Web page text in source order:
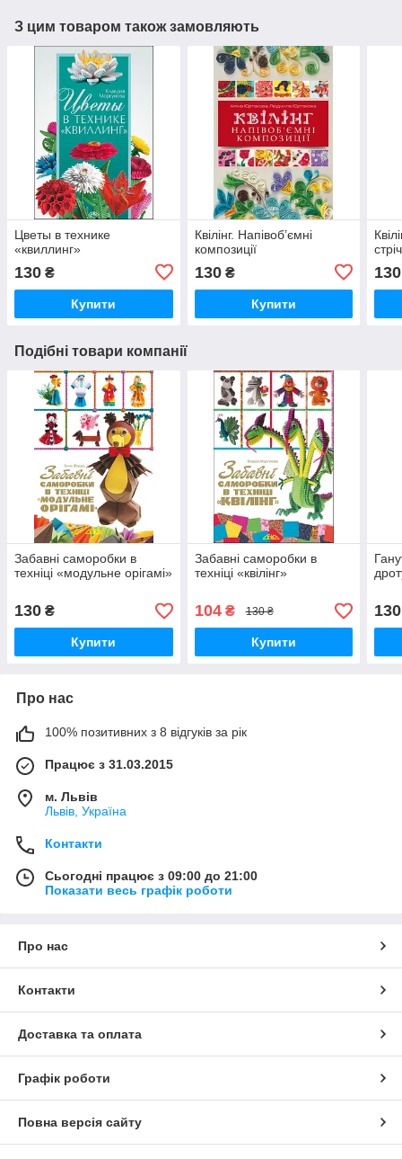
З цим товаром також замовляють
Цветы в технике
«квиллинг»
130 ₴
Купити
Квілінг. Напівоб’ємні
композиції
130₴
Купити
130
Подібні товари компанії
Забавні саморобки в
техніці «модульне орігамі»
130 ₴
Купити
Забавні саморобки в
техніці «квілінг»
104₴ 130 ₴
Купити
130
Про нас
100% позитивних з 8 відгуків за рік
Працює з 31.03.2015
м. Львів
Львів, Україна
Контакти
Сьогодні працює з 09:00 до 21:00
Показати весь графік роботи
Про нас
Контакти
Доставка та оплата
Графік роботи
Повна версія сайту